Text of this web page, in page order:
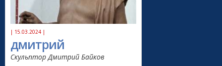
| 15.03.2024 |
дмитрий
Скульптор Дмитрий Байков